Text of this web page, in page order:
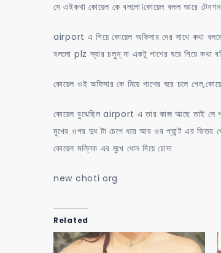
সে এইকথা কোয়েল কে বললো।কোয়েল বলল আরে
airport এ গিয়ে কোয়েল অফিসার দের সাথে কথা
বললো plz স্যার চলুন্ না একটু পাশের ঘরে গিয়ে কথা
কোয়েল ওই অফিসার কে নিয়ে পাশের ঘরে চলে
কোয়েল বুঝেছিল airport এ তার কাজ আছে তাই সে
মুখের ওপর দুধ টা চেপে ধরে আর ওর প্যান্ট এর ভিতর
কোয়েল মল্লিক এর মুখে ধোন দিয়ে চোদা
new choti org
Related